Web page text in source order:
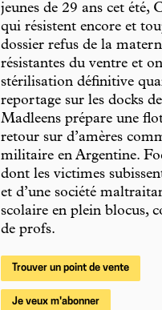
jeunes de 29 ans cet été,
qui résistent encore et
dossier refus de la
résistantes du ventre et
stérilisation définitive
reportage sur les docks
Madleens prépare une
retour sur d’amères
militaire en Argentine.
dont les victimes
et d’une société
scolaire en plein blocus,
de profs.
Trouver un point de vente
Je veux m'abonner